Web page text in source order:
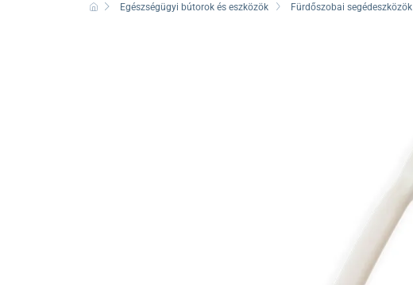
Egészségügyi bútorok és eszközök Fürdőszobai segédeszközök